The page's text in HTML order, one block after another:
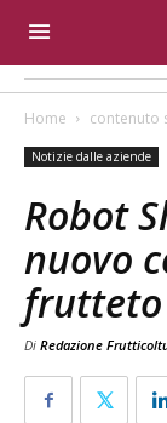
Home contenuto
Notizie dalle aziende
Robot
nuovo
frutteto
Di Redazione